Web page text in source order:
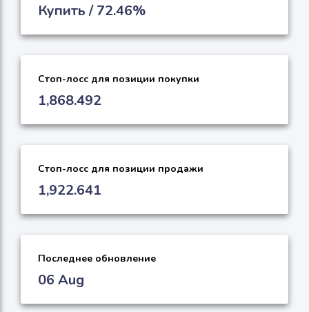
Купить / 72.46%
Стоп-лосс для позиции покупки
1,868.492
Стоп-лосс для позиции продажи
1,922.641
Последнее обновление
06 Aug